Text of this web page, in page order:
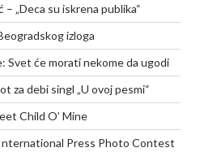
„Deca su iskrena publika“
izloga
Svet će morati nekome da ugodi
za debi singl „U ovoj pesmi“
Child O’ Mine
Press Photo Contest